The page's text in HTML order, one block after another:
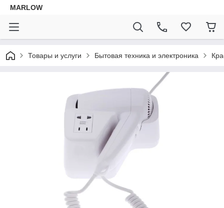
MARLOW
Товары и услуги Бытовая техника и электроника